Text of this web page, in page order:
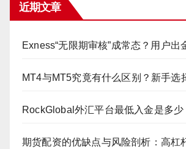
近期文章
Exness“无限期审核”成常态？用户出
MT4与MT5究竟有什么区别？新手选
RockGlobal外汇平台最低入金是多少
期货配资的优缺点与风险剖析：高杠